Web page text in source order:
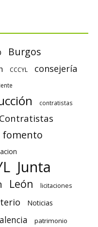
Burgos
CCCYL consejería
contratistas
fomento
Junta
León licitaciones
Noticias
patrimonio